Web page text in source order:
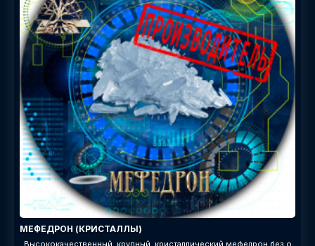
МЕФЕДРОН (КРИСТАЛЛЫ)
. Высококачественный, крупный, кристаллический мефедрон без о